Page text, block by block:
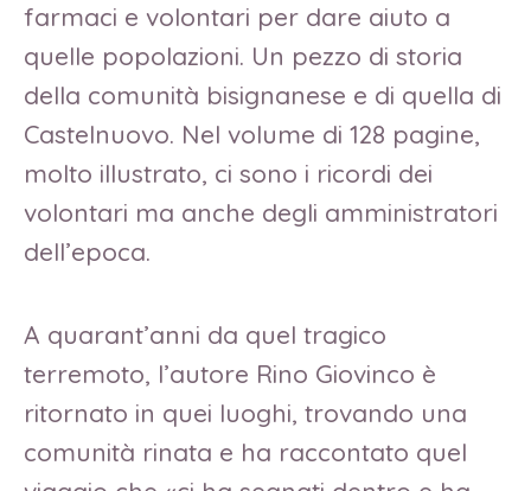
farmaci e volontari per dare aiuto a
quelle popolazioni. Un pezzo di storia
della comunità bisignanese e di quella di
Castelnuovo. Nel volume di 128 pagine,
molto illustrato, ci sono i ricordi dei
volontari ma anche degli amministratori
dell’epoca.
A quarant’anni da quel tragico
terremoto, l’autore Rino Giovinco è
ritornato in quei luoghi, trovando una
comunità rinata e ha raccontato quel